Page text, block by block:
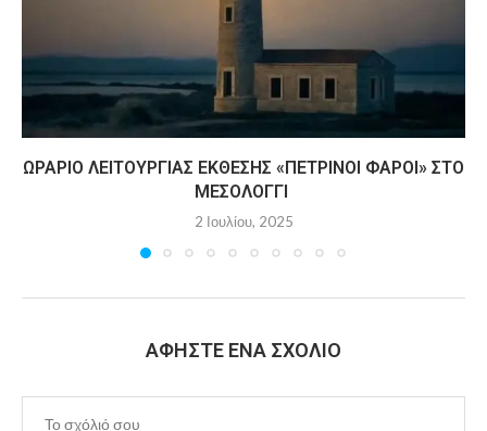
ΩΡΆΡΙΟ ΛΕΙΤΟΥΡΓΊΑΣ ΈΚΘΕΣΗΣ «ΠΈΤΡΙΝΟΙ ΦΆΡΟΙ» ΣΤΟ
ΜΕΣΟΛΌΓΓΙ
2 Ιουλίου, 2025
ΑΦΉΣΤΕ ΈΝΑ ΣΧΌΛΙΟ